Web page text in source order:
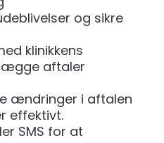
og sikre
klinikkens
aftaler
ændringer i aftalen
effektivt.
SMS for at